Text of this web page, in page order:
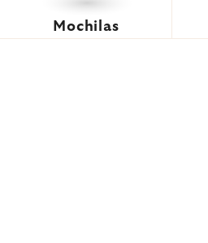
Mochilas